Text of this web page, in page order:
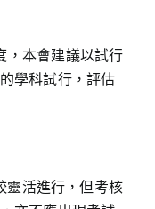
本會建議以試行
學科試行，評估
活進行，但考核